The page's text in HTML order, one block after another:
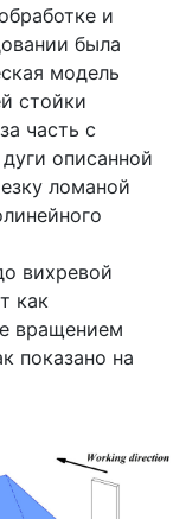
и
была
модель
стойки
часть с
описанной
ломаной
вихревой
как
вращением
показано на